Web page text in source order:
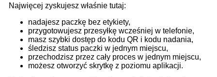
Najwięcej zyskujesz właśnie tutaj:
nadajesz paczkę bez etykiety,
przygotowujesz przesyłkę wcześniej w telefonie,
masz szybki dostęp do kodu QR i kodu nadania,
śledzisz status paczki w jednym miejscu,
przechodzisz przez cały proces w jednym miejscu,
możesz otworzyć skrytkę z poziomu aplikacji.